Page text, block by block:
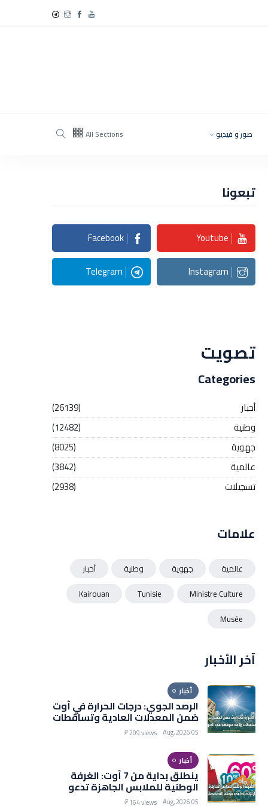
All Sections صور و فيديو
تبعونا
Youtube
Facebook
Instagram
Telegram
تصويت
Categories
أخبار
(26139)
وطنية
(12482)
جهوية
(8025)
عالمية
(3842)
تسجيلات
(2938)
علامات
عالمية جهوية وطنية
أخبار
Ministre Culture
Tunisie
Kairouan
Musée
آخر الأخبار
أخبار
الرصد الجوي: درجات الحرارة في أوت
ضمن المعدلات العادية وتساقطات
هامة متوقعة في الخريف
05 Aug, 2026
209 views
أخبار
ينطلق بداية من 7 أوت: الغرفة
الوطنية للملابس الجاهزة تدعو
التجار للانخراط في موسم
05 Aug, 2026
164 views